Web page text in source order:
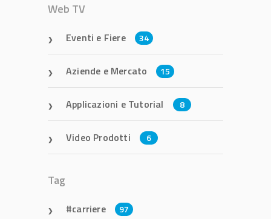
Web TV
Eventi e Fiere 34
Aziende e Mercato 15
Applicazioni e Tutorial 8
Video Prodotti 6
Tag
carriere 97